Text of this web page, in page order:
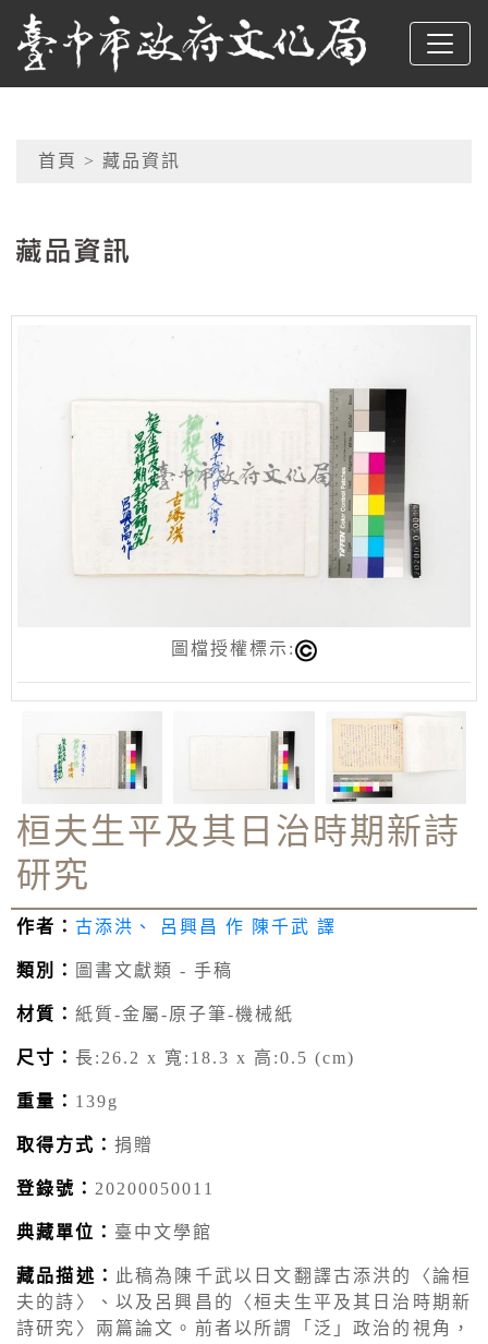
跳到主要內容
臺中市政府文化局
網頁導覽
首頁 > 藏品資訊
圖檔授權標示:
桓夫生平及其日治時期新詩
研究
作者： 古添洪、 呂興昌 作 陳千武 譯
類別： 圖書文獻類 - 手稿
材質： 紙質-金屬-原子筆-機械紙
尺寸： 長:26.2 x 寬:18.3 x 高:0.5 (cm)
重量： 139g
取得方式： 捐贈
登錄號： 20200050011
典藏單位： 臺中文學館
藏品描述： 此稿為陳千武以日文翻譯古添洪的〈論桓
夫的詩〉、以及呂興昌的〈桓夫生平及其日治時期新
詩研究〉兩篇論文。前者以所謂「泛」政治的視角，